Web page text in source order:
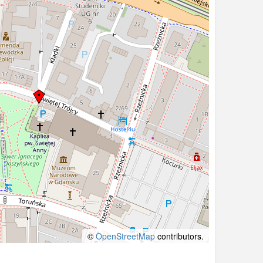
©OpenStreetMap contributors.